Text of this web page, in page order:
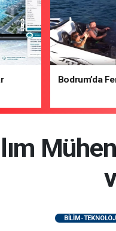
Bodrum’da
BİLİM-